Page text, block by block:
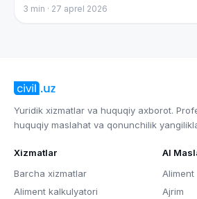
3 min · 27 aprel 2026
Yuridik xizmatlar va huquqiy axborot.
huquqiy maslahat va qonunchilik
Xizmatlar
Barcha xizmatlar
Aliment kalkulyatori
AI
Aliment
Ajrim